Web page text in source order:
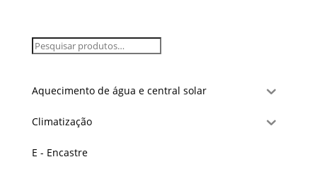
Aquecimento de água e central solar
Climatização
E - Encastre